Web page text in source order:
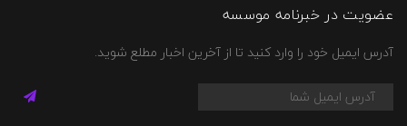
عضویت در خبرنامه موسسه
آدرس ایمیل خود را وارد کنید تا از آخرین اخبار مطلع شوید.